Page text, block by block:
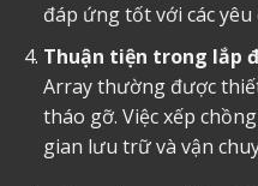
đáp ứng tốt với các yêu
Thuận tiện trong lắp
Array thường được
tháo gỡ. Việc xếp
gian lưu trữ và vận